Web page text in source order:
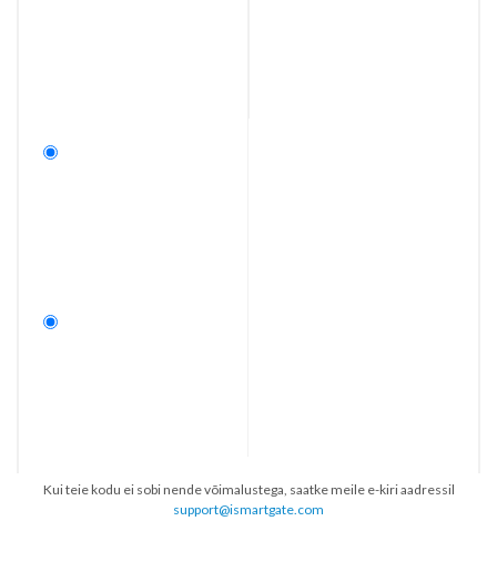
Kui teie kodu ei sobi nende võimalustega, saatke meile e-kiri aadressil
support@ismartgate.com